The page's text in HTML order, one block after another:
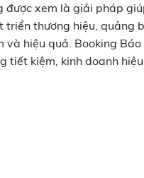
được xem là giải pháp
triển thương hiệu, quảng
và hiệu quả. Booking Báo
tiết kiệm, kinh doanh